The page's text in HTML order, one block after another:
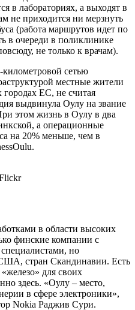
в лабораториях, а выходят в
не приходится ни мерзнуть
(работа маршрутов идет по
в очереди в поликлинике
не только к врачам).
сетью
местные жители
ЕС, не считая
выдвинула Оулу на звание
этом жизнь в Оулу в два
а операционные
на 20% меньше, чем в
в области высоких
финские компании с
но
стран Скандинавии. Есть
для своих
здесь. «Оулу – место,
в сфере электроники»,
Nokia Раджив Сури.